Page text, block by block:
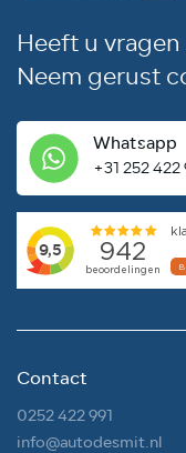
Heeft u
Neem gerust
Whatsapp
+31 252 422
Contact
0252 422 991
info@autodesmit.nl